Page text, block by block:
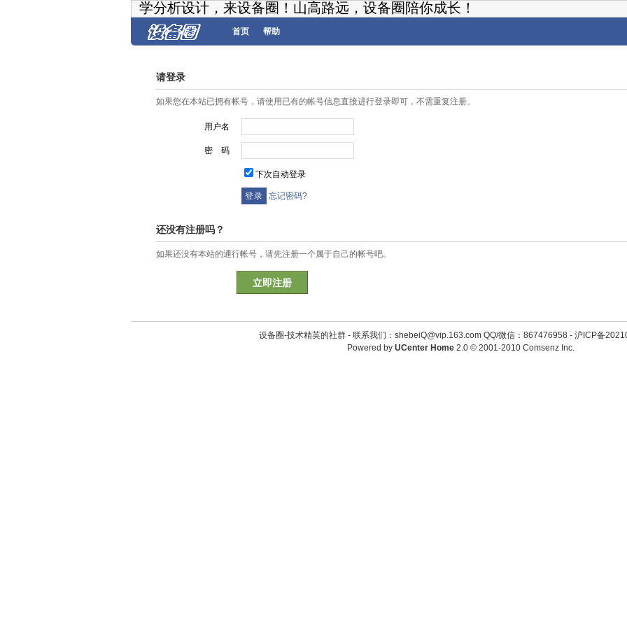
学分析设计，来设备圈！山高路远，设备圈陪你成长！
首页 帮助
请登录
如果您在本站已拥有帐号，请使用已有的帐号信息直接进行登录即可，不需重复注册。
用户名
密 码
下次自动登录
忘记密码?
还没有注册吗？
如果还没有本站的通行帐号，请先注册一个属于自己的帐号吧。
立即注册
设备圈-技术精英的社群 - 联系我们：shebeiQ@vip.163.com QQ/微信：867476958- 沪ICP备
Powered by UCenter Home 2.0© 2001-2010 Comsenz Inc.